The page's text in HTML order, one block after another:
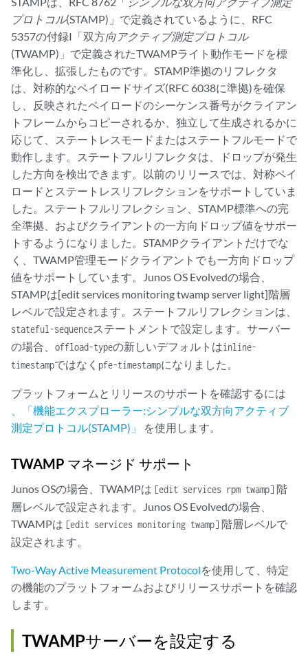
プロトコル(STAMP)」で定義されているように、RFC
5357の付録I「双方向アクティブ測定プロトコル
(TWAMP)」で定義されたTWAMPライト動作モードを標
準化し、拡張したものです。STAMP準拠のリフレクタ
は、対称的なペイロードサイズ(RFC 6038に準拠)を確保
し、反映されたペイロードのシーケンス番号がクライアン
トフレームからコピーされるか、独立して生成されるかに
応じて、ステートレスモードまたはステートフルモードで
動作します。ステートフルリフレクタは、ドロップが発生
した方向を検出できます。以前のリリースでは、対称ペイ
ロードとステートレスリフレクションをサポートしていま
した。ステートフルリフレクション、STAMP標準への完
全準拠、およびクライアントの一方向ドロップ値をサポー
トするようになりました。STAMPクライアントだけでな
く、TWAMP管理モードクライアントでも一方向ドロップ
値をサポートしています。Junos OS Evolvedの場合、
STAMPは[edit services monitoring twamp server light]階層
レベルで設定されます。ステートフルリフレクションは、
stateful-sequenceステートメントで設定します。サーバー
の場合、 offload-typeの新しいデフォルトはinline-
timestampではなく pfe-timestampになりました。
プラットフォームとリリースのサポートを確認するには
、「機能エクスプローラー:シンプルな双方向アクティブ
測定プロトコル(STAMP)」
を使用します。
TWAMP マネージド サポート
Junos OSの場合、TWAMPは [edit services rpm twamp] 階
層レベルで設定されます。Junos OS Evolvedの場合、
TWAMPは [edit services monitoring twamp] 階層レベルで
設定されます。
Two-Way Active Measurement Protocolを使用して、特定
の機能のプラットフォームおよびリリースサポートを確認
します。
TWAMPサーバーを設定する